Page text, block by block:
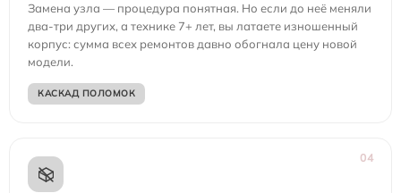
Замена узла — процедура понятная. Но если до неё меняли
два-три других, а технике 7+ лет, вы латаете изношенный
корпус: сумма всех ремонтов давно обогнала цену новой
модели.
КАСКАД ПОЛОМОК
04